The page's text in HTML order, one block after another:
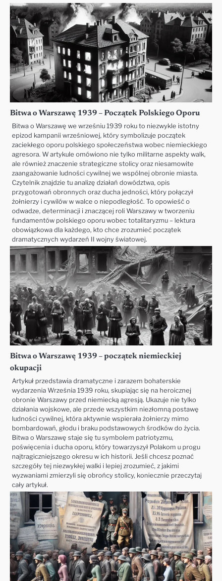
Bitwa o Warszawę 1939 – Początek Polskiego Oporu
Bitwa o Warszawę we wrześniu 1939 roku to niezwykle istotny
epizod kampanii wrześniowej, który symbolizuje początek
zaciekłego oporu polskiego społeczeństwa wobec niemieckiego
agresora. W artykule omówiono nie tylko militarne aspekty walk,
ale również znaczenie strategiczne stolicy oraz niesamowite
zaangażowanie ludności cywilnej we wspólnej obronie miasta.
Czytelnik znajdzie tu analizę działań dowództwa, opis
przygotowań obronnych oraz ducha jedności, który połączył
żołnierzy i cywilów w walce o niepodległość. To opowieść o
odwadze, determinacji i znaczącej roli Warszawy w tworzeniu
fundamentów polskiego oporu wobec totalitaryzmu – lektura
obowiązkowa dla każdego, kto chce zrozumieć początek
dramatycznych wydarzeń II wojny światowej.
Bitwa o Warszawę 1939 – początek niemieckiej
okupacji
Artykuł przedstawia dramatyczne i zarazem bohaterskie
wydarzenia Września 1939 roku, skupiając się na heroicznej
obronie Warszawy przed niemiecką agresją. Ukazuje nie tylko
działania wojskowe, ale przede wszystkim niezłomną postawę
ludności cywilnej, która aktywnie wspierała żołnierzy mimo
bombardowań, głodu i braku podstawowych środków do życia.
Bitwa o Warszawę staje się tu symbolem patriotyzmu,
poświęcenia i ducha oporu, który towarzyszył Polakom u progu
najtragiczniejszego okresu w ich historii. Jeśli chcesz poznać
szczegóły tej niezwykłej walki i lepiej zrozumieć, z jakimi
wyzwaniami zmierzyli się obrońcy stolicy, koniecznie przeczytaj
cały artykuł.